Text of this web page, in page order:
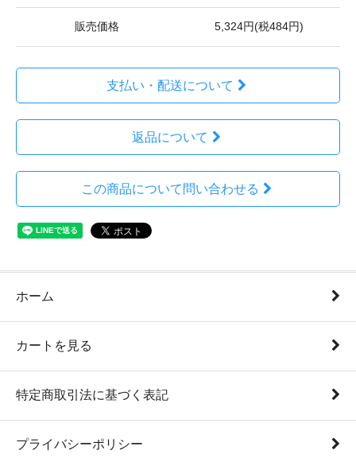
販売価格 5,324円(税484円)
支払い・配送について
返品について
この商品について問い合わせる
ホーム
カートを見る
特定商取引法に基づく表記
プライバシーポリシー